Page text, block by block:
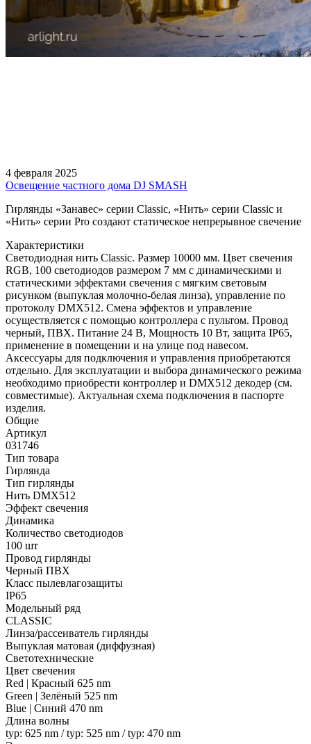
4 февраля 2025
Освещение частного дома DJ SMASH
Гирлянды «Занавес» серии Classic, «Нить» серии Classic и
«Нить» серии Pro создают статическое непрерывное свечение
Характеристики
Светодиодная нить Classic. Размер 10000 мм. Цвет свечения
RGB, 100 светодиодов размером 7 мм с динамическими и
статическими эффектами свечения с мягким световым
рисунком (выпуклая молочно-белая линза), управление по
протоколу DMX512. Смена эффектов и управление
осуществляется с помощью контроллера с пультом. Провод
черный, ПВХ. Питание 24 В, Мощность 10 Вт, защита IP65,
применение в помещении и на улице под навесом.
Аксессуары для подключения и управления приобретаются
отдельно. Для эксплуатации и выбора динамического режима
необходимо приобрести контроллер и DMX512 декодер (см.
совместимые). Актуальная схема подключения в паспорте
изделия.
Общие
Артикул
031746
Тип товара
Гирлянда
Тип гирлянды
Нить DMX512
Эффект свечения
Динамика
Количество светодиодов
100 шт
Провод гирлянды
Черный ПВХ
Класс пылевлагозащиты
IP65
Модельный ряд
CLASSIC
Линза/рассеиватель гирлянды
Выпуклая матовая (диффузная)
Светотехнические
Цвет свечения
Red | Красный 625 nm
Green | Зелёный 525 nm
Blue | Синий 470 nm
Длина волны
typ: 625 nm / typ: 525 nm / typ: 470 nm